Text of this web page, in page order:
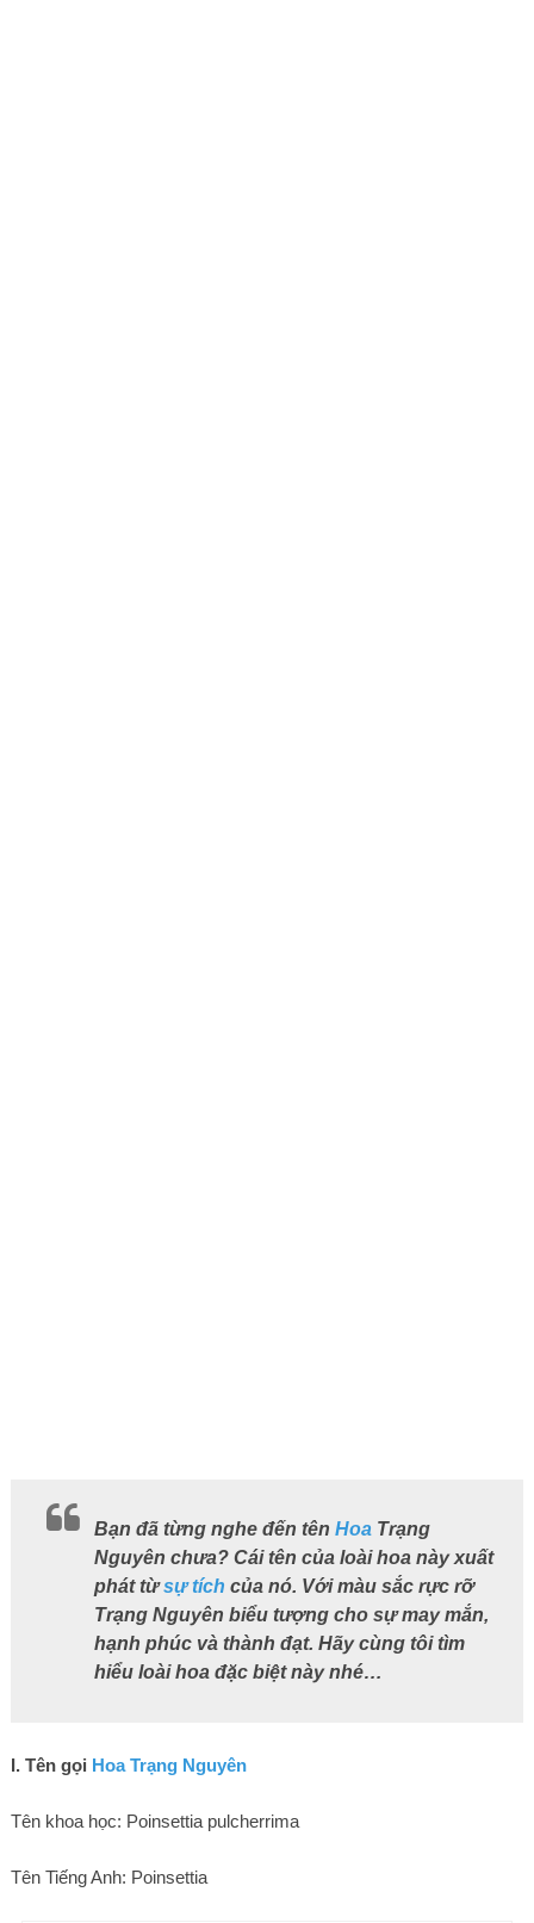
Bạn đã từng nghe đến tên HoaTrạng
Nguyên chưa? Cái tên của loài hoa này xuất
phát từsự tích của nó. Với màu sắc rực rỡ
Trạng Nguyên biểu tượng cho sự may mắn,
hạnh phúc và thành đạt. Hãy cùng tôi tìm
hiểu loài hoa đặc biệt này nhé…
I. Tên gọi Hoa Trạng Nguyên
Tên khoa học: Poinsettia pulcherrima
Tên Tiếng Anh: Poinsettia